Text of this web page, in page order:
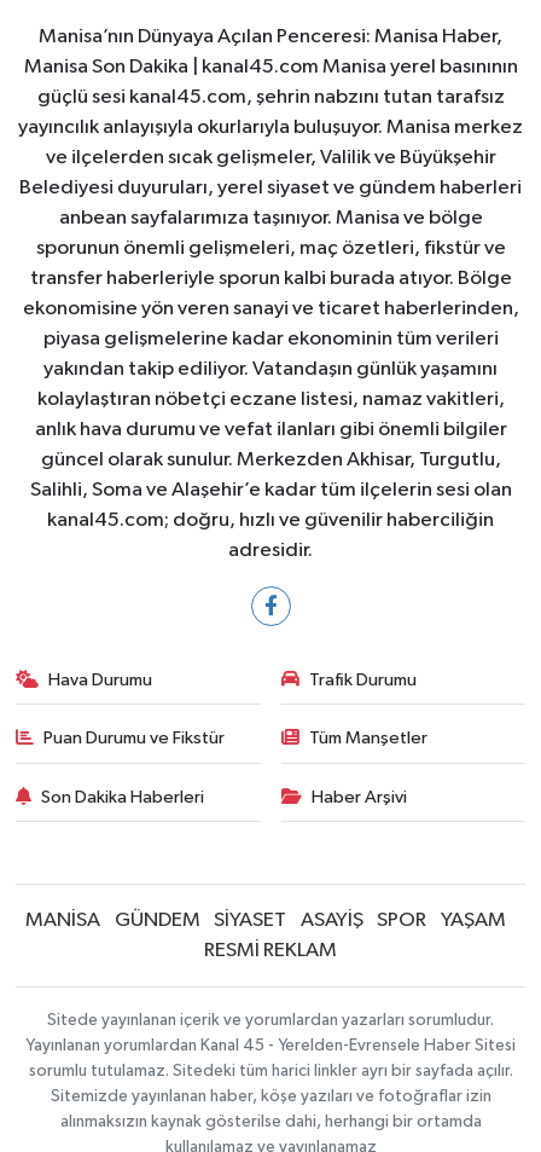
Manisa’nın Dünyaya Açılan Penceresi: Manisa Haber,
Manisa Son Dakika | kanal45.com Manisa yerel basınının
güçlü sesi kanal45.com, şehrin nabzını tutan tarafsız
yayıncılık anlayışıyla okurlarıyla buluşuyor. Manisa merkez
ve ilçelerden sıcak gelişmeler, Valilik ve Büyükşehir
Belediyesi duyuruları, yerel siyaset ve gündem haberleri
anbean sayfalarımıza taşınıyor. Manisa ve bölge
sporunun önemli gelişmeleri, maç özetleri, fikstür ve
transfer haberleriyle sporun kalbi burada atıyor. Bölge
ekonomisine yön veren sanayi ve ticaret haberlerinden,
piyasa gelişmelerine kadar ekonominin tüm verileri
yakından takip ediliyor. Vatandaşın günlük yaşamını
kolaylaştıran nöbetçi eczane listesi, namaz vakitleri,
anlık hava durumu ve vefat ilanları gibi önemli bilgiler
güncel olarak sunulur. Merkezden Akhisar, Turgutlu,
Salihli, Soma ve Alaşehir’e kadar tüm ilçelerin sesi olan
kanal45.com; doğru, hızlı ve güvenilir haberciliğin
adresidir.
Hava Durumu Trafik Durumu
Puan Durumu ve Fikstür Tüm Manşetler
Son Dakika Haberleri Haber Arşivi
MANİSA GÜNDEM SİYASET ASAYİŞ SPOR
YAŞAM
RESMİ REKLAM
Sitede yayınlanan içerik ve yorumlardan yazarları sorumludur.
Yayınlanan yorumlardan Kanal 45 - Yerelden-Evrensele Haber Sitesi
sorumlu tutulamaz. Sitedeki tüm harici linkler ayrı bir sayfada açılır.
Sitemizde yayınlanan haber, köşe yazıları ve fotoğraflar izin
alınmaksızın kaynak gösterilse dahi, herhangi bir ortamda
kullanılamaz ve yayınlanamaz